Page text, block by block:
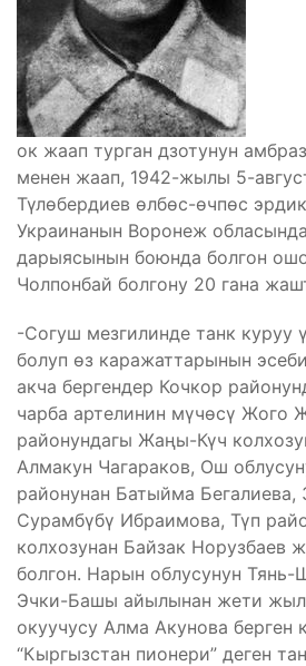
ок жаап турган дзотунун
менен жаап, 1942-жылы 5-
Түлөбердиев өлбөс-өчпөс
Украинанын Воронеж
дарыясынын боюнда болгон
Чолпонбай болгону 20 гана
-Согуш мезгилинде танк куруу
болуп өз каражаттарынын
акча бергендер Кочкор
чарба артелинин мүчөсү Жого
районундагы Жаңы-Күч
Алмакун Чагараков, Ош
районунан Батыйма Бегалиева,
Сурамбүбү Ибраимова, Түп
колхозунан Байзак Норузбаев
болгон. Нарын облусунун Тянь-
Эчки-Башы айылынан жети
окуучусу Алма Акунова берген
“Кыргызстан пионери” деген